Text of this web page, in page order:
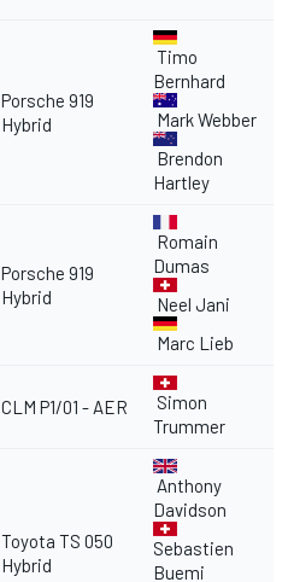
Porsche 919
Hybrid
Timo
Bernhard
Mark Webber
Brendon
Hartley
Porsche 919
Hybrid
Romain
Dumas
Neel Jani
Marc Lieb
CLM P1/01 - AER
Simon
Trummer
Toyota TS 050
Hybrid
Anthony
Davidson
Sebastien
Buemi